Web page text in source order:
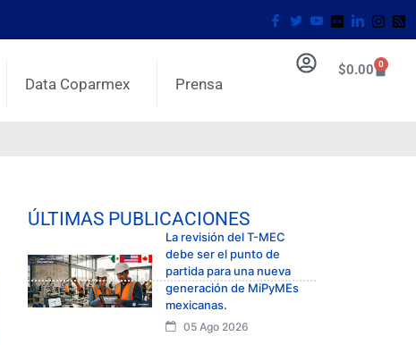
Data Coparmex Prensa
$0.00 0
ÚLTIMAS PUBLICACIONES
La revisión del T-MEC
debe ser el punto de
partida para una nueva
generación de MiPyMEs
mexicanas.
05 Ago 2026